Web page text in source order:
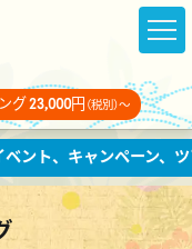
グ23,000円 （税別）～
ベント、キャンペーン、